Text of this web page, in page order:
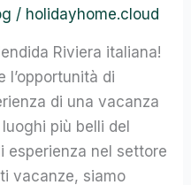
/ holidayhome.cloud
Riviera italiana!
l’opportunità di
di una vacanza
più belli del
esperienza nel settore
vacanze, siamo